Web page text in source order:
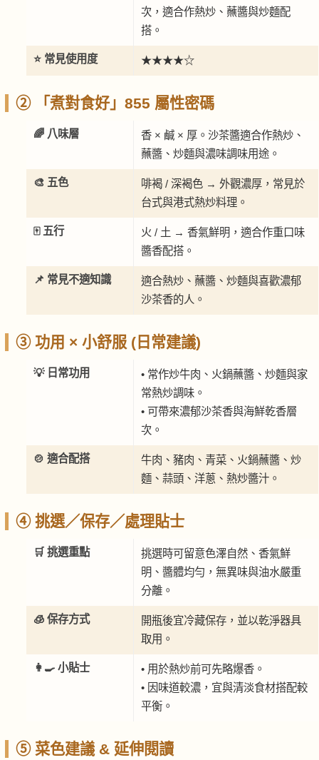
次，適合作熱炒、蘸醬與炒麵配
搭。
⭐ 常見使用度 ★★★★☆
② 「煮對食好」855 屬性密碼
🌈 八味層
香 × 鹹 × 厚。沙茶醬適合作熱炒、
蘸醬、炒麵與濃味調味用途。
🎨 五色
啡褐 / 深褐色 → 外觀濃厚，常見於
台式與港式熱炒料理。
🀄 五行
火 / 土 → 香氣鮮明，適合作重口味
醬香配搭。
📌 常見不適知識
適合熱炒、蘸醬、炒麵與喜歡濃郁
沙茶香的人。
③ 功用 × 小舒服 (日常建議)
💡 日常功用
• 常作炒牛肉、火鍋蘸醬、炒麵與家
常熱炒調味。
• 可帶來濃郁沙茶香與海鮮乾香層
次。
🍲 適合配搭
牛肉、豬肉、青菜、火鍋蘸醬、炒
麵、蒜頭、洋蔥、熱炒醬汁。
④ 挑選／保存／處理貼士
🛒 挑選重點
挑選時可留意色澤自然、香氣鮮
明、醬體均勻，無異味與油水嚴重
分離。
🧊 保存方式
開瓶後宜冷藏保存，並以乾淨器具
取用。
👩‍🍳 小貼士
• 用於熱炒前可先略爆香。
• 因味道較濃，宜與清淡食材搭配較
平衡。
⑤ 菜色建議 & 延伸閱讀